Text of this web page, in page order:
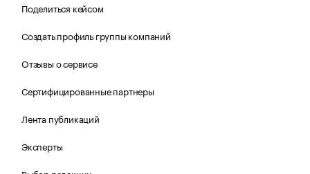
Поделиться кейсом
Создать профиль группы компаний
Отзывы о сервисе
Сертифицированные партнеры
Лента публикаций
Эксперты